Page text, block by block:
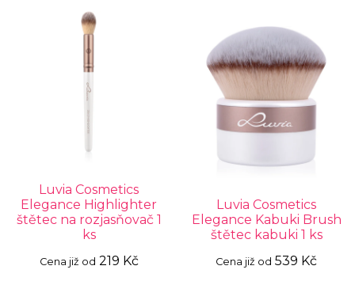
Luvia Cosmetics
Elegance Highlighter
štětec na rozjasňovač 1
ks
Cena již od 219 Kč
Luvia Cosmetics
Elegance Kabuki Brush
štětec kabuki 1 ks
Cena již od 539 Kč